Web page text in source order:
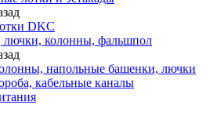
DKC
лючки, колонны, фальшпол
напольные башенки, лючки
кабельные каналы